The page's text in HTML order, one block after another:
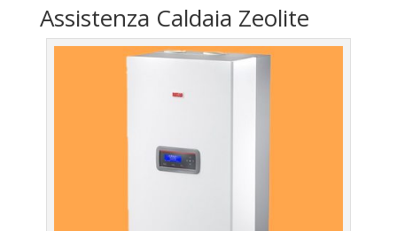
Assistenza Caldaia Zeolite